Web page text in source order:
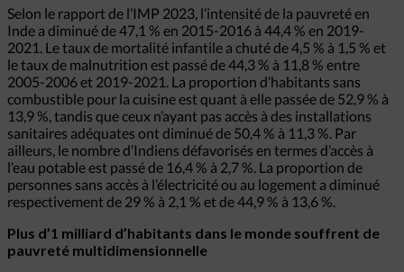
Selon le rapport de l’IMP 2023, l’intensité de la pauvreté en
Inde a diminué de 47,1 % en 2015-2016 à 44,4 % en 2019-
2021. Le taux de mortalité infantile a chuté de 4,5 % à 1,5 % et
le taux de malnutrition est passé de 44,3 % à 11,8 % entre
2005-2006 et 2019-2021. La proportion d’habitants sans
combustible pour la cuisine est quant à elle passée de 52,9 % à
13,9 %, tandis que ceux n’ayant pas accès à des installations
sanitaires adéquates ont diminué de 50,4 % à 11,3 %. Par
ailleurs, le nombre d’Indiens défavorisés en termes d’accès à
l’eau potable est passé de 16,4 % à 2,7 %. La proportion de
personnes sans accès à l’électricité ou au logement a diminué
respectivement de 29 % à 2,1 % et de 44,9 % à 13,6 %.
Plus d’1 milliard d’habitants dans le monde souffrent de
pauvreté multidimensionnelle